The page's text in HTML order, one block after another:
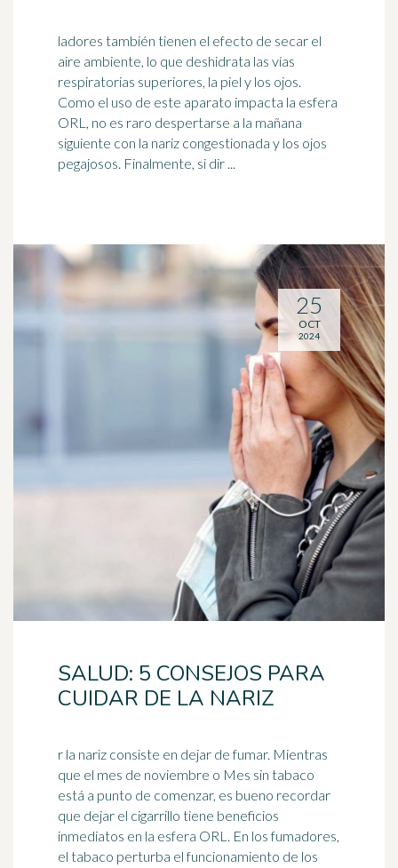
ladores también tienen el efecto de secar el
aire ambiente, lo que deshidrata las vías
respiratorias superiores, la piel y los ojos.
Como el uso de este aparato impacta la esfera
ORL, no es raro despertarse a la mañana
siguiente con la nariz congestionada y los ojos
pegajosos. Finalmente, si dir ...
SALUD: 5 CONSEJOS PARA
CUIDAR DE LA NARIZ
r la nariz consiste en dejar de fumar. Mientras
que el mes de noviembre o Mes sin tabaco
está a punto de comenzar, es bueno recordar
que dejar el cigarrillo tiene beneficios
inmediatos en la esfera ORL. En los fumadores,
el tabaco perturba el funcionamiento de los
25
OCT
2024